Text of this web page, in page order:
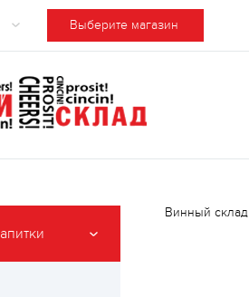
Выберите магазин
Винный склад